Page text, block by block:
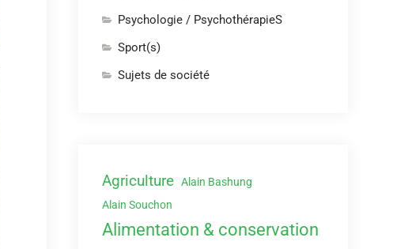
Psychologie / PsychothérapieS
Sport(s)
Sujets de société
Agriculture Alain Bashung
Alain Souchon
Alimentation & conservation